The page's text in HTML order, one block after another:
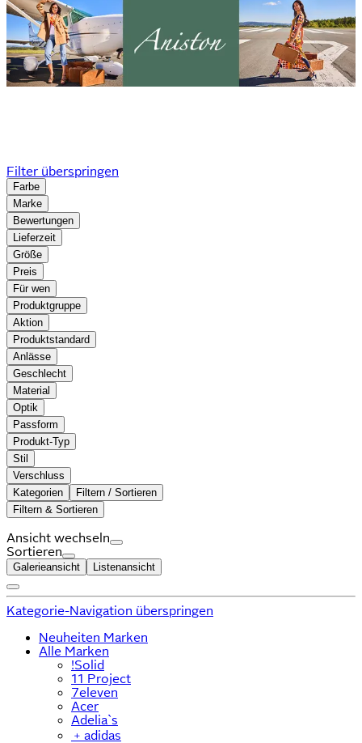
Filter überspringen
Farbe
Marke
Bewertungen
Lieferzeit
Größe
Preis
Für wen
Produktgruppe
Aktion
Produktstandard
Anlässe
Geschlecht
Material
Optik
Passform
Produkt-Typ
Stil
Verschluss
Kategorien
Filtern / Sortieren
Filtern & Sortieren
Ansicht wechseln
Sortieren
Galerieansicht Listenansicht
Kategorie-Navigation überspringen
Neuheiten Marken
Alle Marken
!Solid
11 Project
7eleven
Acer
Adelia`s
﹢ adidas